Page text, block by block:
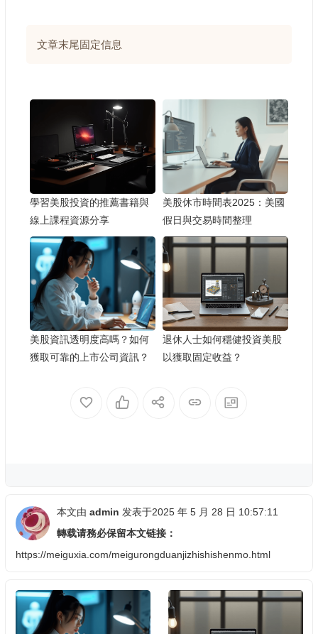
文章末尾固定信息
學習美股投資的推薦書籍與
線上課程資源分享
美股休市時間表2025：美國
假日與交易時間整理
美股資訊透明度高嗎？如何
獲取可靠的上市公司資訊？
退休人士如何穩健投資美股
以獲取固定收益？
本文由 admin 发表于2025 年 5 月 28 日 10:57:11
轉载请務必保留本文链接：
https://meiguxia.com/meigurongduanjizhishishenmo.html